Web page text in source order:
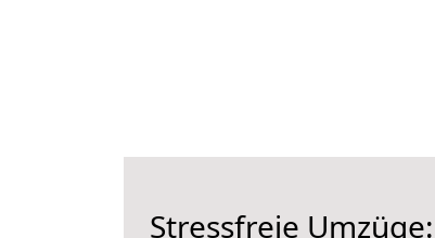
Stressfreie